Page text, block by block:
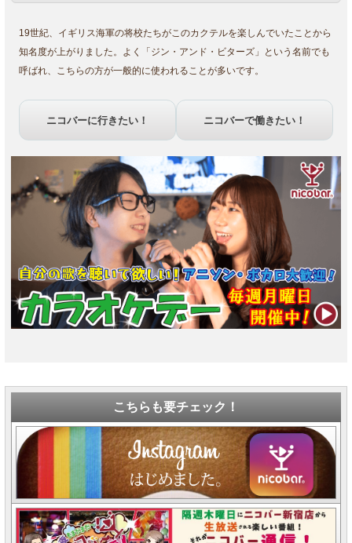
19世紀、イギリス海軍の将校たちがこのカクテルを楽しんでいたことから
知名度が上がりました。よく「ジン・アンド・ビターズ」という名前でも
呼ばれ、こちらの方が一般的に使われることが多いです。
ニコバーに行きたい！ ニコバーで働きたい！
こちらも要チェック！